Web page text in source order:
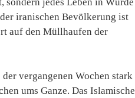
iranischen Bevölkerung ist
auf den Müllhaufen der
vergangenen Wochen stark
ums Ganze. Das Islamische